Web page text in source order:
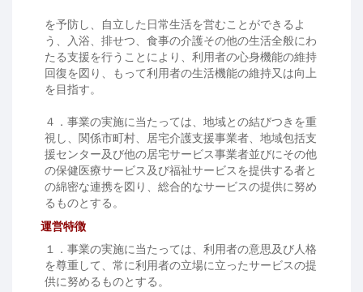
を予防し、自立した日常生活を営むことができるよ
う、入浴、排せつ、食事の介護その他の生活全般にわ
たる支援を行うことにより、利用者の心身機能の維持
回復を図り、もって利用者の生活機能の維持又は向上
を目指す。
４．事業の実施に当たっては、地域との結びつきを重
視し、関係市町村、居宅介護支援事業者、地域包括支
援センター及び他の居宅サービス事業者並びにその他
の保健医療サービス及び福祉サービスを提供する者と
の綿密な連携を図り、総合的なサービスの提供に努め
るものとする。
運営特徴
１．事業の実施に当たっては、利用者の意思及び人格
を尊重して、常に利用者の立場に立ったサービスの提
供に努めるものとする。